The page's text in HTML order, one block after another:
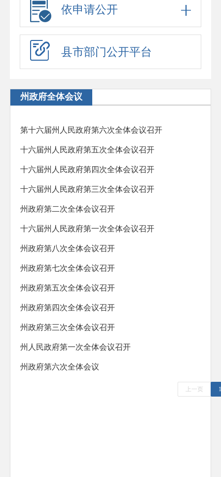
招考录用
应急预案
应急演练
法治政府建设年度报告
依申请公开
县市部门公开平台
州政府全体会议
第十六届州人民政府第六次全体会议召开
十六届州人民政府第五次全体会议召开
十六届州人民政府第四次全体会议召开
十六届州人民政府第三次全体会议召开
州政府第二次全体会议召开
十六届州人民政府第一次全体会议召开
州政府第八次全体会议召开
州政府第七次全体会议召开
州政府第五次全体会议召开
州政府第四次全体会议召开
州政府第三次全体会议召开
州人民政府第一次全体会议召开
州政府第六次全体会议
上一页 1